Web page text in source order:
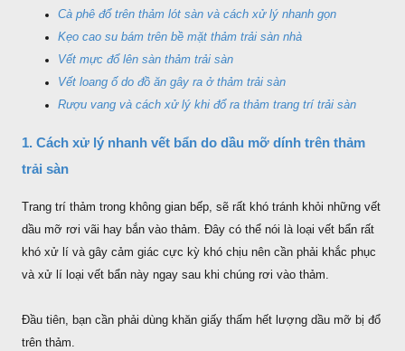
Cà phê đổ trên thảm lót sàn và cách xử lý nhanh gọn
Kẹo cao su bám trên bề mặt thảm trải sàn nhà
Vết mực đổ lên sàn thảm trải sàn
Vết loang ố do đồ ăn gây ra ở thảm trải sàn
Rượu vang và cách xử lý khi đổ ra thảm trang trí trải sàn
1. Cách xử lý nhanh vết bẩn do dầu mỡ dính trên thảm
trải sàn
Trang trí thảm trong không gian bếp, sẽ rất khó tránh khỏi những vết
dầu mỡ rơi vãi hay bắn vào thảm. Đây có thể nói là loại vết bẩn rất
khó xử lí và gây cảm giác cực kỳ khó chịu nên cần phải khắc phục
và xử lí loại vết bẩn này ngay sau khi chúng rơi vào thảm.
Đầu tiên, bạn cần phải dùng khăn giấy thấm hết lượng dầu mỡ bị đổ
trên thảm.